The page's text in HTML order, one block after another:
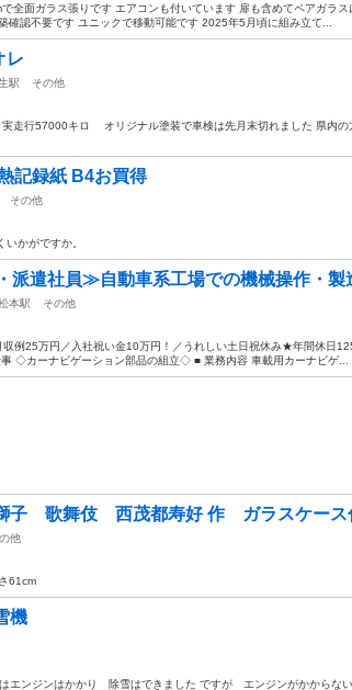
全面ガラス張りです エアコンも付いています 扉も含めてペアガラス
確認不要です ユニックで移動可能です 2025年5月頃に組み立て...
レ
駅 その他
走行57000キロ オリジナル塗装で車検は先月末切れました 県内の
記録紙 B4お買得
その他
かがですか。
派遣社員≫自動車系工場での機械操作・製
本駅 その他
収例25万円／入社祝い金10万円！／うれしい土日祝休み★年間休日
◇カーナビゲーション部品の組立◇ ■ 業務内容 車載用カーナビゲ...
歌舞伎 西茂都寿好 作 ガラスケース
他
61cm
機
エンジンはかかり 除雪はできました ですが エンジンがかからな